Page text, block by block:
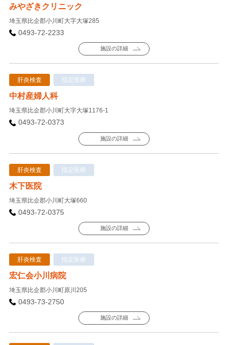
みやざきクリニック
埼玉県比企郡小川町大字大塚285
0493-72-2233
施設の詳細
肝炎検査 指定医療
中村産婦人科
埼玉県比企郡小川町大字大塚1176-1
0493-72-0373
施設の詳細
肝炎検査 指定医療
木下医院
埼玉県比企郡小川町大塚660
0493-72-0375
施設の詳細
肝炎検査 指定医療
宏仁会小川病院
埼玉県比企郡小川町原川205
0493-73-2750
施設の詳細